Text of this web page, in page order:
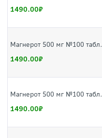
1490.00
Магнерот 500 мг №100 табл.
1490.00
Магнерот 500 мг №100 табл.
1490.00